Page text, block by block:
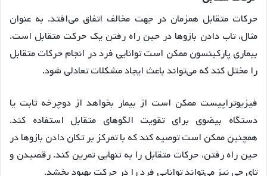
حرکات متقابل همزمان در جهت مخالف اتفاق می‌افتد. به عنوان
مثال، تاب دادن بازوها در حین راه رفتن یک حرکت متقابل است.
بیماری پارکینسون ممکن است توانایی فرد در انجام حرکات متقابل
را مختل کند که می‌تواند باعث ایجاد مشکلات تعادلی شود.
فیزیوتراپیست ممکن است از بیمار بخواهد از دوچرخه ثابت یا
دستگاه بیضوی برای تقویت الگوهای متقابل استفاده کند.
همچنین ممکن است توصیه کند که با تمرکز بر تکان دادن بازوها در
حین راه رفتن، حرکات متقابل را به تنهایی تمرین کند. رقصیدن و
تای چی نیز می‌تواند توانایی فرد را در حرکت بهبود بخشد.